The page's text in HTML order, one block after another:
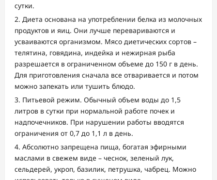
сутки.
Диета основана на употреблении белка из молочных
продуктов и яиц. Они лучше перевариваются и
усваиваются организмом. Мясо диетических сортов –
телятина, говядина, индейка и нежирная рыба
разрешается в ограниченном объеме до 150 г в день.
Для приготовления сначала все отваривается и потом
можно запекать или тушить блюдо.
Питьевой режим. Обычный объем воды до 1,5
литров в сутки при нормальной работе почек и
надпочечников. При нарушении работы вводятся
ограничения от 0,7 до 1,1 л в день.
Абсолютно запрещена пища, богатая эфирными
маслами в свежем виде – чеснок, зеленый лук,
сельдерей, укроп, базилик, петрушка, чабрец. Можно